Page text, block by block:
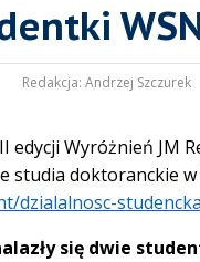
Redakcja: Andrzej Szczurek
edycji Wyróżnień JM
studia doktoranckie
dzialalnosc-
się dwie